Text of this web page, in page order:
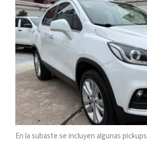
En la subaste se incluyen algunas pickups